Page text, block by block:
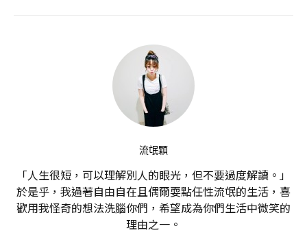
流氓顆
「人生很短，可以理解別人的眼光，但不要過度解讀。」
於是乎，我過著自由自在且偶爾耍點任性流氓的生活，喜
歡用我怪奇的想法洗腦你們，希望成為你們生活中微笑的
理由之一。